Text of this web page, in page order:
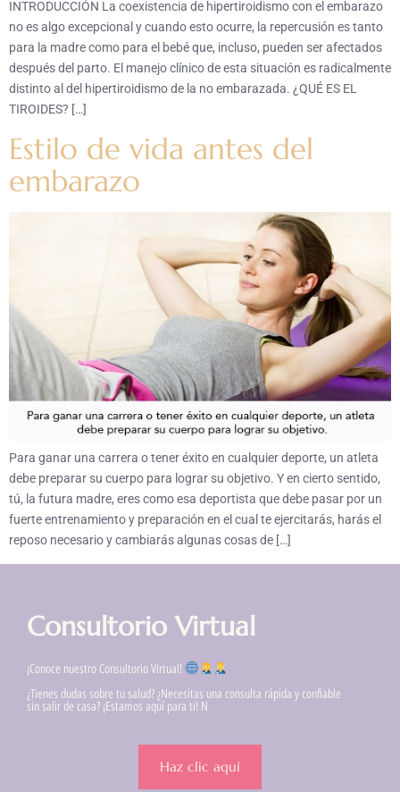
INTRODUCCIÓN La coexistencia de hipertiroidismo con el embarazo
no es algo excepcional y cuando esto ocurre, la repercusión es tanto
para la madre como para el bebé que, incluso, pueden ser afectados
después del parto. El manejo clínico de esta situación es radicalmente
distinto al del hipertiroidismo de la no embarazada. ¿QUÉ ES EL
TIROIDES? […]
Estilo de vida antes del
embarazo
Para ganar una carrera o tener éxito en cualquier deporte, un atleta
debe preparar su cuerpo para lograr su objetivo. Y en cierto sentido,
tú, la futura madre, eres como esa deportista que debe pasar por un
fuerte entrenamiento y preparación en el cual te ejercitarás, harás el
reposo necesario y cambiarás algunas cosas de […]
Consultorio Virtual
¡Conoce nuestro Consultorio Virtual!
¿Tienes dudas sobre tu salud? ¿Necesitas una consulta rápida y confiable
sin salir de casa? ¡Estamos aquí para ti! N
Haz clic aquí